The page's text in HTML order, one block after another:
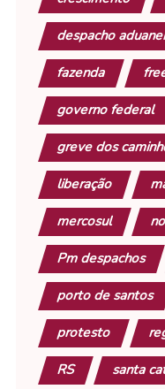
despacho
fazenda
governo federal
greve dos
liberação
mercosul
Pm despachos
porto de santos
protesto
RS santa